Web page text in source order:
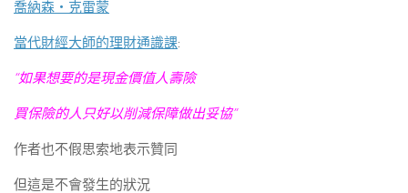
喬納森‧克雷蒙
當代財經大師的理財通識課:
“如果想要的是現金價值人壽險
買保險的人只好以削減保障做出妥協”
作者也不假思索地表示贊同
但這是不會發生的狀況